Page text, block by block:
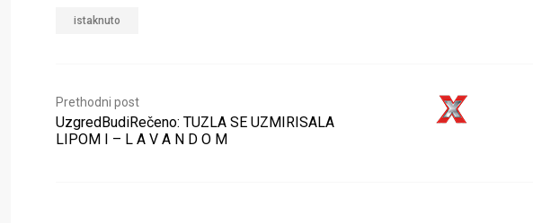
istaknuto
Prethodni post
UzgredBudiRečeno: TUZLA SE UZMIRISALA
LIPOM I – L A V A N D O M